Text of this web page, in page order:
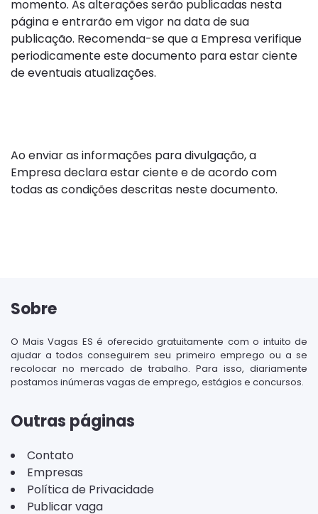
momento. As alterações serão publicadas nesta
página e entrarão em vigor na data de sua
publicação. Recomenda-se que a Empresa verifique
periodicamente este documento para estar ciente
de eventuais atualizações.
Ao enviar as informações para divulgação, a
Empresa declara estar ciente e de acordo com
todas as condições descritas neste documento.
Sobre
O Mais Vagas ES é oferecido gratuitamente com o intuito de
ajudar a todos conseguirem seu primeiro emprego ou a se
recolocar no mercado de trabalho. Para isso, diariamente
postamos inúmeras vagas de emprego, estágios e concursos.
Outras páginas
Contato
Empresas
Política de Privacidade
Publicar vaga